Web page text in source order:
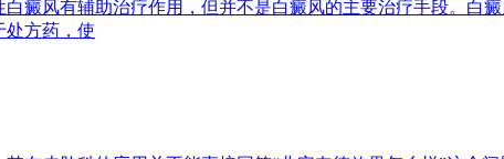
癜风有辅助治疗作用，但并不是白癜风的主要治疗手段。白
处方药，使